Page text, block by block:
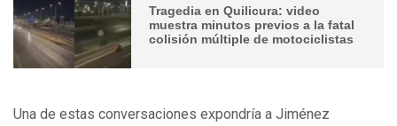
Tragedia en Quilicura: video
muestra minutos previos a la fatal
colisión múltiple de motociclistas
Una de estas conversaciones expondría a Jiménez